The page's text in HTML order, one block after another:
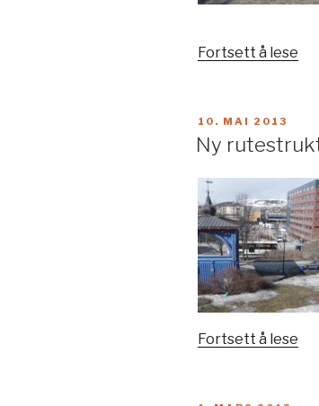
Fortsett å lese
PUBLISERT
10. MAI 2013
Ny
Fortsett å lese